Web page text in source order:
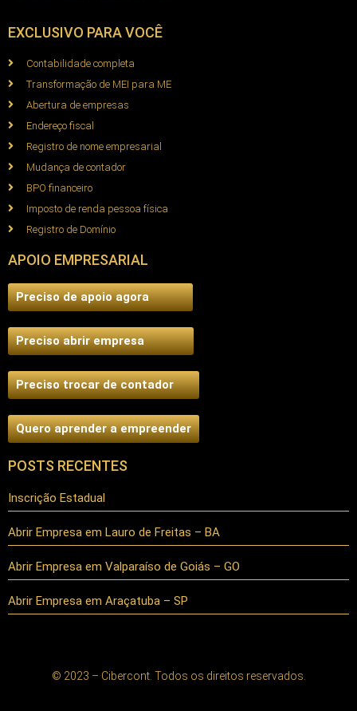
EXCLUSIVO PARA VOCÊ
Contabilidade completa
Transformação de MEI para ME
Abertura de empresas
Endereço fiscal
Registro de nome empresarial
Mudança de contador
BPO financeiro
Imposto de renda pessoa física
Registro de Domínio
APOIO EMPRESARIAL
Preciso de apoio agora
Preciso abrir empresa
Preciso trocar de contador
Quero aprender a empreender
POSTS RECENTES
Inscrição Estadual
Abrir Empresa em Lauro de Freitas – BA
Abrir Empresa em Valparaíso de Goiás – GO
Abrir Empresa em Araçatuba – SP
© 2023 – Cibercont. Todos os direitos reservados.